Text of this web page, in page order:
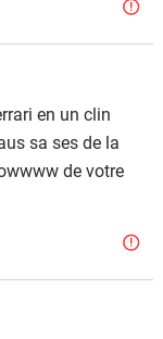
en un clin
sa ses de la
de votre